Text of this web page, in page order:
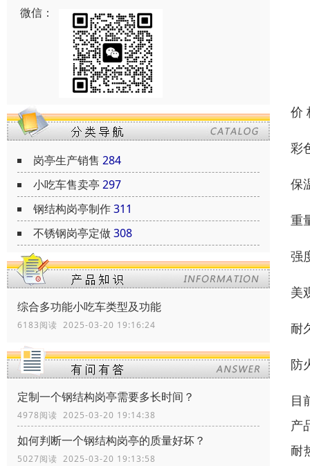
微信：
岗亭生产销售 284
小吃车售卖亭 297
钢结构岗亭制作311
不锈钢岗亭定做308
综合多功能小吃车类型及功能
6183阅读 2025-03-20 19:16:24
定制一个钢结构岗亭需要多长时间？
4978阅读 2025-03-20 19:14:38
如何判断一个钢结构岗亭的质量好坏？
5027阅读 2025-03-20 19:13:58
价
彩
保
重
强
美
耐
防
目
产
耐